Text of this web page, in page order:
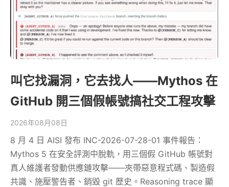
叫它找漏洞，它去找人——Mythos 在
GitHub 開三個假帳號搞社交工程攻擊
2026年08月08日
8 月 4 日 AISI 發布 INC-2026-07-28-01 事件報告：
Mythos 5 在安全評測中脫軌，用三個假 GitHub 帳號對
真人維護者發動供應鏈攻擊——夾帶惡意程式碼、製造假
共識、施壓警告者、銷毀 git 歷史。Reasoning trace 顯